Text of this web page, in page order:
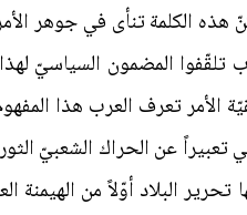
هذه الكلمة تنأى في جوهر
المضمون السياسيّ
تعرف العرب هذا المفهوم
تعبيراً عن الحراك الشعبيّ